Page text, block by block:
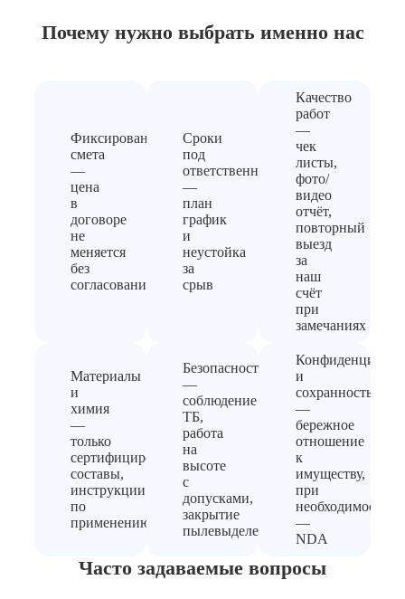
Почему нужно выбрать именно нас
Фиксированная
смета
—
цена
в
договоре
не
меняется
без
согласования
Сроки
под
ответственность
—
план
график
и
неустойка
за
срыв
Качество
работ
—
чек
листы,
фото/
видео
отчёт,
повторный
выезд
за
наш
счёт
при
замечаниях
Материалы
и
химия
—
только
сертифицированные
составы,
инструкции
по
применению
Безопасность
—
соблюдение
ТБ,
работа
на
высоте
с
допусками,
закрытие
пылевыделения
и
сохранность
—
бережное
отношение
к
имуществу,
при
необходимости
—
NDA
Часто задаваемые вопросы